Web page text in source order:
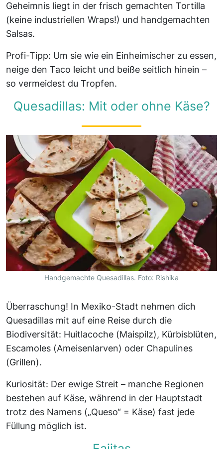
Geheimnis liegt in der frisch gemachten Tortilla
(keine industriellen Wraps!) und handgemachten
Salsas.
Profi-Tipp: Um sie wie ein Einheimischer zu essen,
neige den Taco leicht und beiße seitlich hinein –
so vermeidest du Tropfen.
Quesadillas: Mit oder ohne Käse?
Handgemachte Quesadillas. Foto: Rishika
Überraschung! In Mexiko-Stadt nehmen dich
Quesadillas mit auf eine Reise durch die
Biodiversität: Huitlacoche (Maispilz), Kürbisblüten,
Escamoles (Ameisenlarven) oder Chapulines
(Grillen).
Kuriosität: Der ewige Streit – manche Regionen
bestehen auf Käse, während in der Hauptstadt
trotz des Namens („Queso“ = Käse) fast jede
Füllung möglich ist.